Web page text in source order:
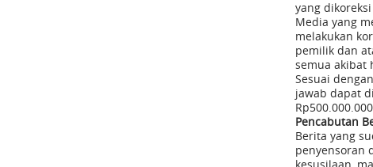
yang
Media yang
melakukan
pemilik dan
semua akibat
Sesuai
jawab dapat
Pencabutan
Berita yang
penyensoran
kesusilaan,